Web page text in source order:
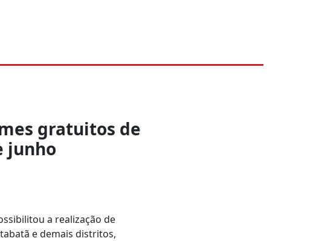
gratuitos de
junho
a realização de
e demais distritos,